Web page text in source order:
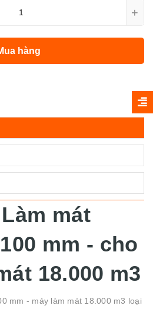
+
hàng
mát
mm - cho
18.000 m3
mm - máy làm mát 18.000 m3 loại